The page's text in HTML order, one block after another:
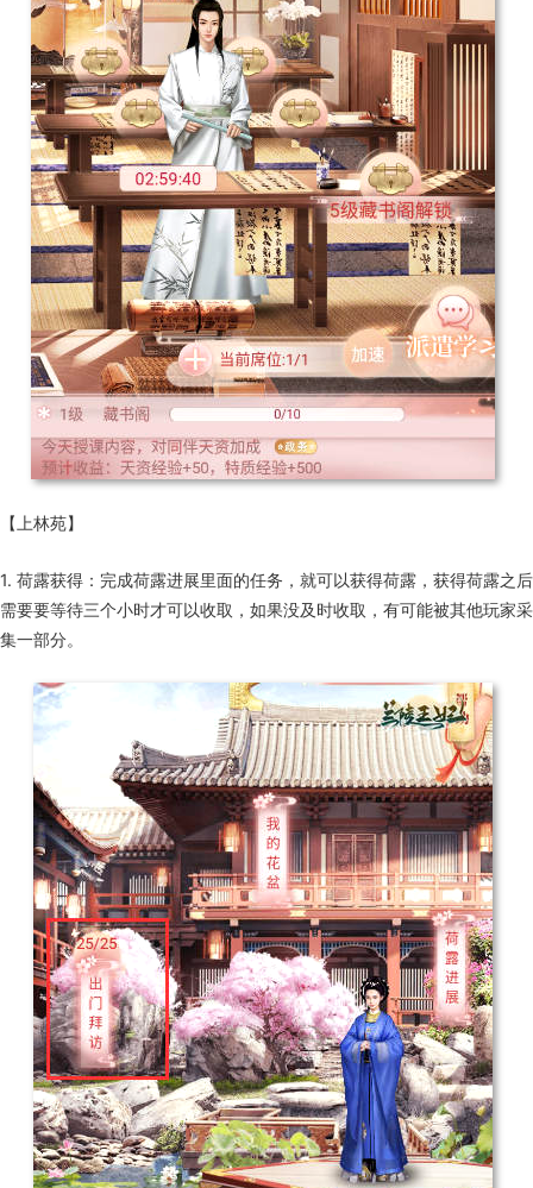
【上林苑】
1. 荷露获得：完成荷露进展里面的任务，就可以获得荷露，获得荷露之后
需要要等待三个小时才可以收取，如果没及时收取，有可能被其他玩家采
集一部分。